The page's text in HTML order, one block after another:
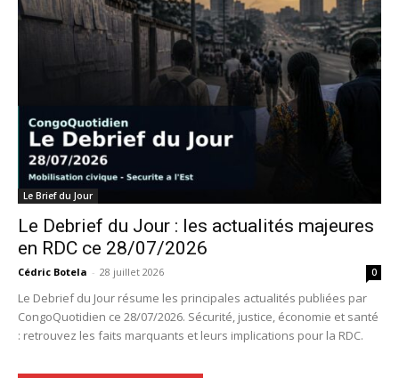
Le Brief du Jour
Le Debrief du Jour : les actualités majeures
en RDC ce 28/07/2026
Cédric Botela - 28 juillet 2026 0
Le Debrief du Jour résume les principales actualités publiées par
CongoQuotidien ce 28/07/2026. Sécurité, justice, économie et santé
: retrouvez les faits marquants et leurs implications pour la RDC.